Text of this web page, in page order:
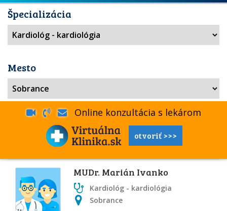
Špecializácia
Mesto
Online konzultácia s lekárom
otvoriť >>>
MUDr. Marián Ivanko
Kardiológ - kardiológia
Sobrance